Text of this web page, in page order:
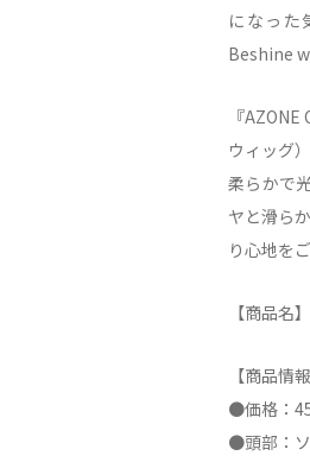
になった
Beshine
『
ウィッグ）
柔らかで
ヤと滑ら
り心地を
【商品
【商品情報
●価格：
●頭部：